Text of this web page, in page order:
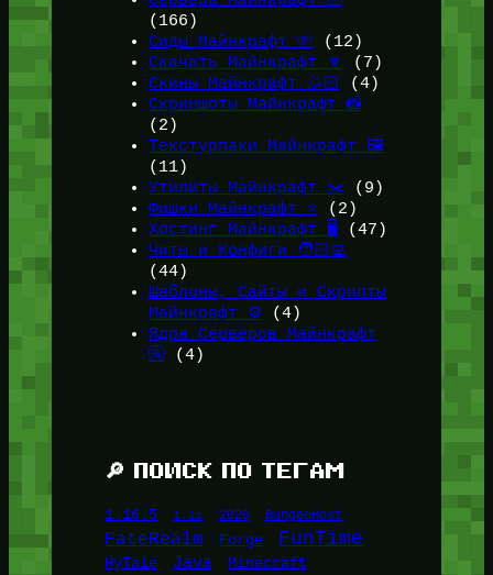
(166)
Сиды Майнкрафт 🌱
(12)
Скачать Майнкрафт 🔽
(7)
Скины Майнкрафт 🤹🏻
(4)
Скриншоты Майнкрафт 📸
(2)
Текстурпаки Майнкрафт 🖼️
(11)
Утилиты Майнкрафт ✂️ (9)
Фишки Майнкрафт ⭐(2)
Хостинг Майнкрафт 🖥️ (47)
Читы и Конфиги 🧑🏻‍💻
(44)
Шаблоны, Сайты и Скрипты
Майнкрафт ⚙️ (4)
Ядра Серверов Майнкрафт
🚰(4)
🔎 ПОИСК ПО ТЕГАМ
1.16.5 1.21 2026 BungeeHost
FateRealm Forge FunTime
HyTale Java Minecraft